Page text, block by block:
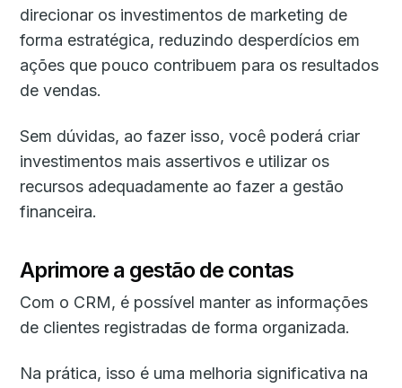
direcionar os investimentos de marketing de
forma estratégica, reduzindo desperdícios em
ações que pouco contribuem para os resultados
de vendas.
Sem dúvidas, ao fazer isso, você poderá criar
investimentos mais assertivos e utilizar os
recursos adequadamente ao fazer a gestão
financeira.
Aprimore a gestão de contas
Com o CRM, é possível manter as informações
de clientes registradas de forma organizada.
Na prática, isso é uma melhoria significativa na